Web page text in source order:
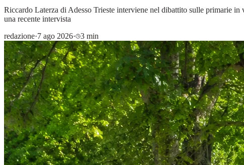
Riccardo Laterza di Adesso Trieste interviene nel dibattito sulle primarie
una recente intervista
redazione·7 ago 2026· 3 min